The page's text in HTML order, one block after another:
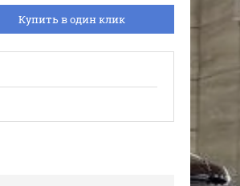
Купить в один клик